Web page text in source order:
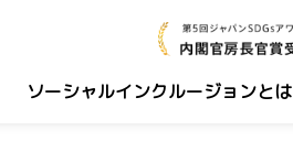
ソーシャルインクルージョンとは